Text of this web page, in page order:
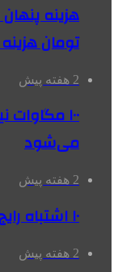
هزینه
تومان
2 هفته پیش
۱۰۰
می‌شود
2 هفته پیش
۱۰ اشتباه رایج هنگام انتخاب تاورکرین برای پروژه
2 هفته پیش